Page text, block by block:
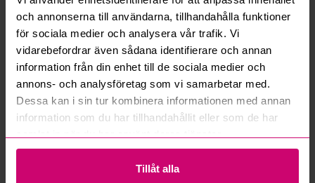
och annonserna till användarna, tillhandahålla funktioner
för sociala medier och analysera vår trafik. Vi
vidarebefordrar även sådana identifierare och annan
information från din enhet till de sociala medier och
annons- och analysföretag som vi samarbetar med.
Dessa kan i sin tur kombinera informationen med annan
information som du har tillhandahållit eller som de har
Tillåt alla
Kan ni frakta mina vunna objekt?
Läs fler frågor och svar
Mer från samma kategori